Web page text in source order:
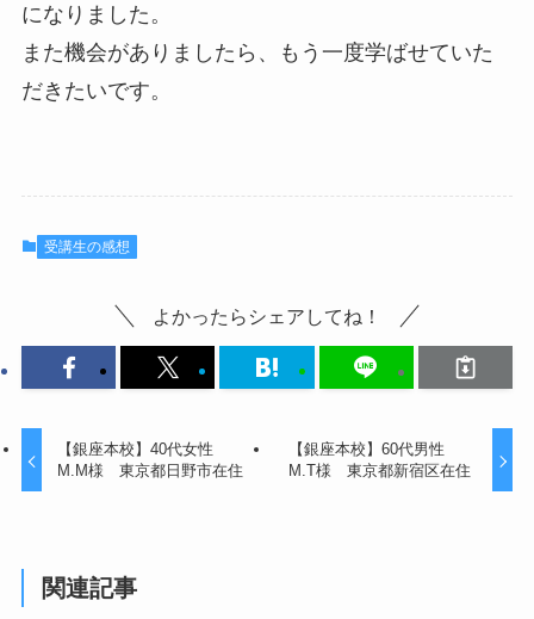
になりました。
また機会がありましたら、もう一度学ばせていた
だきたいです。
受講生の感想
よかったらシェアしてね！
【銀座本校】40代女性
M.M様 東京都日野市在住
【銀座本校】60代男性
M.T様 東京都新宿区在住
関連記事